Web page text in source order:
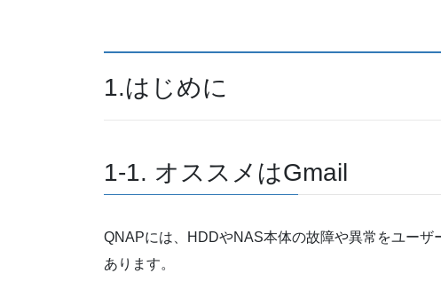
1.はじめに
1-1. オススメはGmail
QNAPには、HDDやNAS本体の故障や異常をユー
あります。